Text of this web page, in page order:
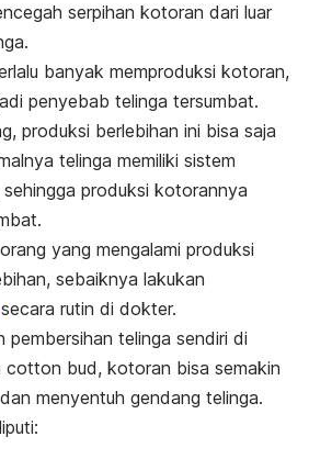
serpihan kotoran dari luar
banyak memproduksi kotoran,
penyebab telinga tersumbat.
produksi berlebihan ini bisa saja
telinga memiliki sistem
produksi kotorannya
yang mengalami produksi
sebaiknya lakukan
secara rutin di dokter.
pembersihan telinga sendiri di
cotton bud, kotoran bisa semakin
menyentuh gendang telinga.